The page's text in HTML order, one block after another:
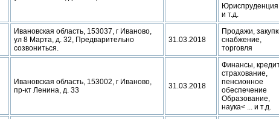
Юриспруденция
и т.д.
Ивановская область, 153037, г Иваново,
ул 8 Марта, д. 32, Предварительно
созвониться.
31.03.2018
Продажи,
снабжение,
торговля
Ивановская область, 153002, г Иваново,
пр-кт Ленина, д. 33
31.03.2018
Финансы,
страхование,
пенсионное
обеспечение
Образование,
наука< ... и т.д.